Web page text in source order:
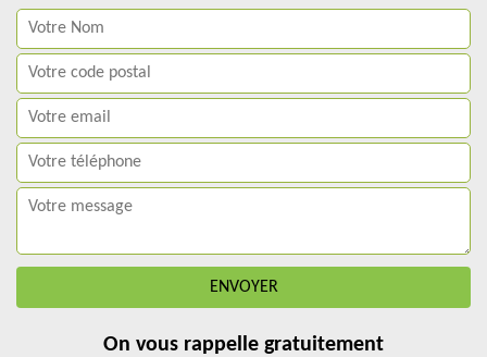
On vous rappelle gratuitement